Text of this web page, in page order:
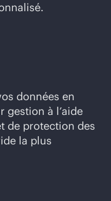
données en
gestion à l’aide
de protection des
la plus